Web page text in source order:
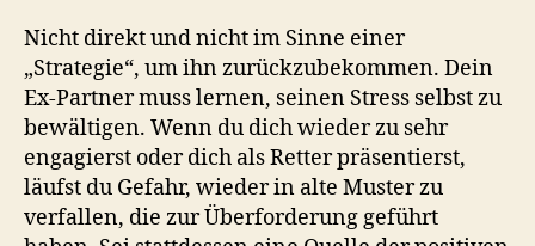
Nicht direkt und nicht im Sinne einer
„Strategie“, um ihn zurückzubekommen. Dein
Ex-Partner muss lernen, seinen Stress selbst zu
bewältigen. Wenn du dich wieder zu sehr
engagierst oder dich als Retter präsentierst,
läufst du Gefahr, wieder in alte Muster zu
verfallen, die zur Überforderung geführt